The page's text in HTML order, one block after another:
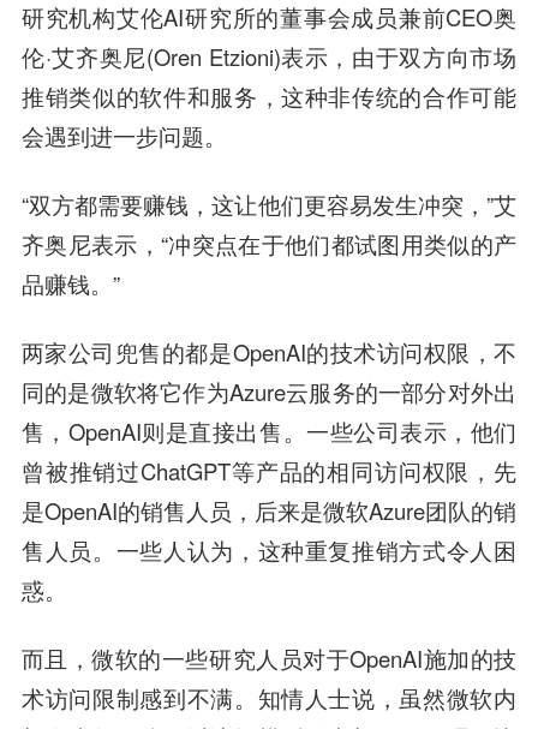
研究机构艾伦AI研究所的董事会成员兼前CEO奥
伦·艾齐奥尼(Oren Etzioni)表示，由于双方向市场
推销类似的软件和服务，这种非传统的合作可能
会遇到进一步问题。
“双方都需要赚钱，这让他们更容易发生冲突，”艾
齐奥尼表示，“冲突点在于他们都试图用类似的产
品赚钱。”
两家公司兜售的都是OpenAI的技术访问权限，不
同的是微软将它作为Azure云服务的一部分对外出
售，OpenAI则是直接出售。一些公司表示，他们
曾被推销过ChatGPT等产品的相同访问权限，先
是OpenAI的销售人员，后来是微软Azure团队的销
售人员。一些人认为，这种重复推销方式令人困
惑。
而且，微软的一些研究人员对于OpenAI施加的技
术访问限制感到不满。知情人士说，虽然微软内